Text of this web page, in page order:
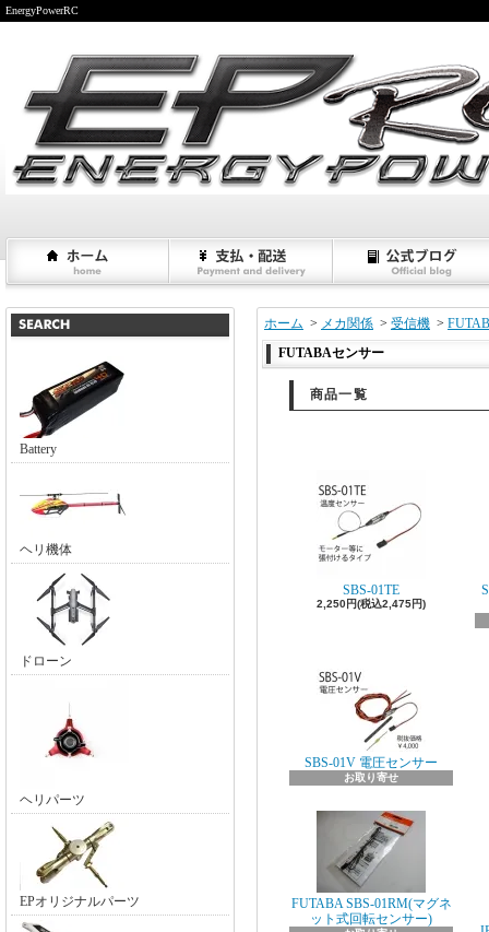
EnergyPowerRC
Battery
ヘリ機体
ドローン
ヘリパーツ
EPオリジナルパーツ
ホーム > メカ関係 > 受信機 >
FUTABAセンサー
商品一覧
SBS-01TE
2,250円(税込2,475円)
SBS-01V 電圧センサー
お取り寄せ
FUTABA SBS-01RM(マグネ
ット式回転センサー)